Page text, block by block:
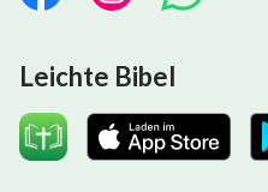
Leichte Bibel